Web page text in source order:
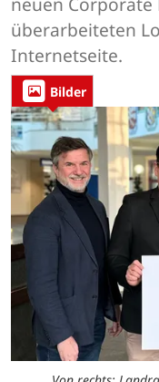
überarbeiteten
Internetseite.
Bilder